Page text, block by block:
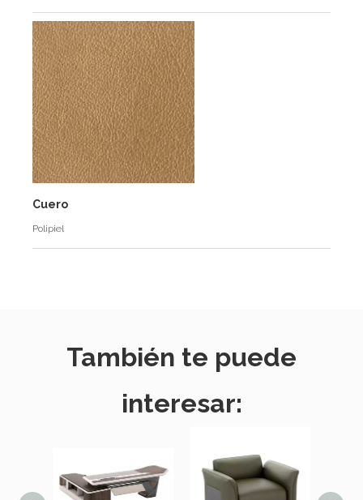
Cuero
Polipiel
También te puede
interesar: